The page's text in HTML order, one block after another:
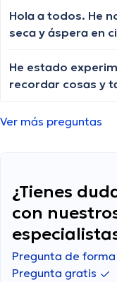
Hola a todos. He
seca y áspera en
He estado
recordar cosas y
irritable y tengo
Ver más preguntas
¿Tienes
con
Pregunta de
Pregunta gratis